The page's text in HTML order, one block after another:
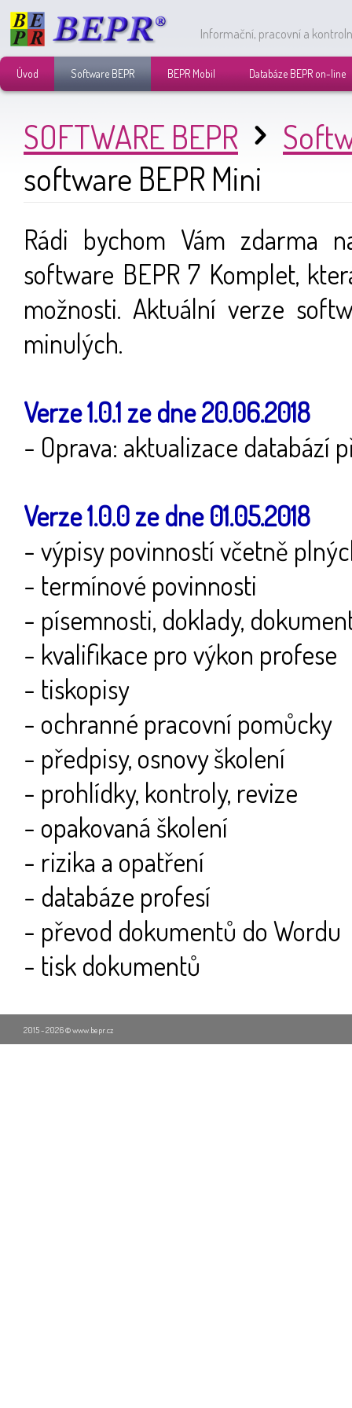
Informační, pracovní a
Úvod Software BEPR BEPR Mobil Databáze BEPR on-line
SOFTWARE BEPR
software BEPR Mini
Rádi bychom Vám zdarma
software BEPR 7 Komplet,
možnosti. Aktuální verze
minulých.
Verze 1.0.1 ze dne 20.06.2018
- Oprava: aktualizace databází
Verze 1.0.0 ze dne 01.05.2018
- výpisy povinností včetně
- termínové povinnosti
- písemnosti, doklady,
- kvalifikace pro výkon profese
- tiskopisy
- ochranné pracovní pomůcky
- předpisy, osnovy školení
- prohlídky, kontroly, revize
- opakovaná školení
- rizika a opatření
- databáze profesí
- převod dokumentů do Wordu
- tisk dokumentů
2015 - 2026 © www.bepr.cz